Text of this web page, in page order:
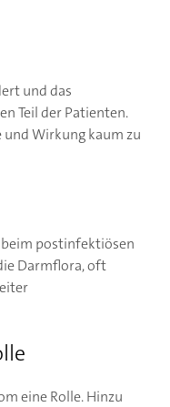
und das
Teil der Patienten.
und Wirkung kaum zu
beim postinfektiösen
Darmflora, oft
eine Rolle. Hinzu